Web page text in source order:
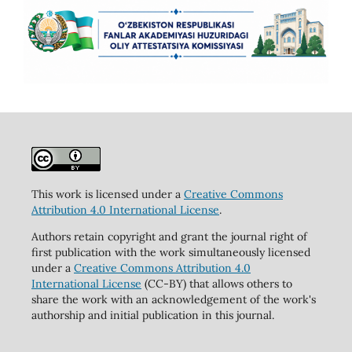
This work is licensed under a Creative Commons
Attribution 4.0 International License.
Authors retain copyright and grant the journal right of
first publication with the work simultaneously licensed
under a Creative Commons Attribution 4.0
International License (CC-BY) that allows others to
share the work with an acknowledgement of the work's
authorship and initial publication in this journal.